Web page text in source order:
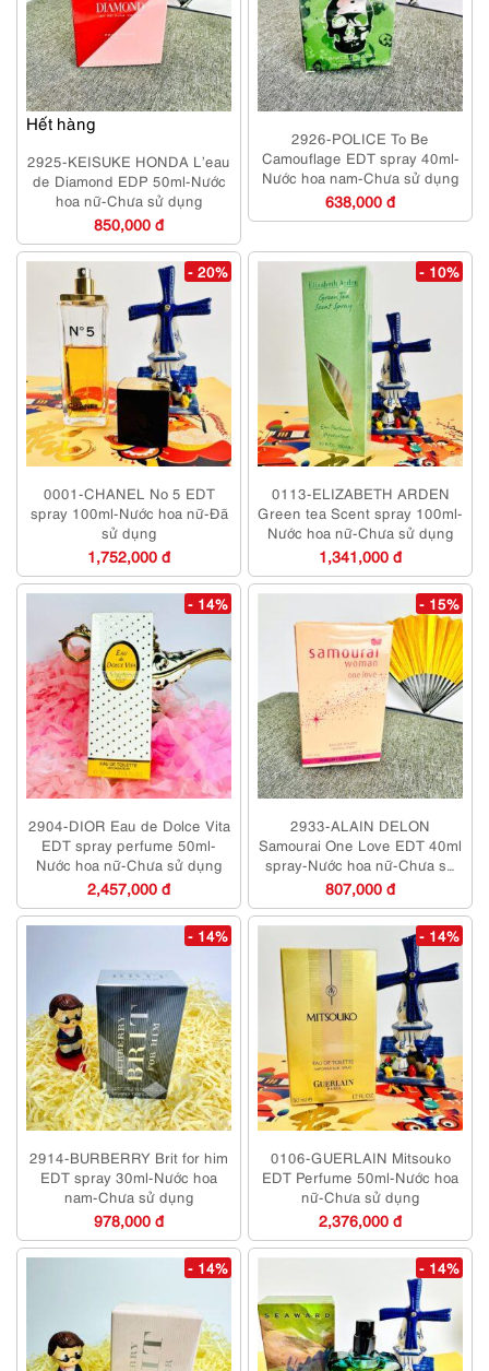
Hết hàng
2925-KEISUKE HONDA L’eau
de Diamond EDP 50ml-Nước
hoa nữ-Chưa sử dụng
850,000 đ
2926-POLICE To Be
Camouflage EDT spray 40ml-
Nước hoa nam-Chưa sử dụng
638,000 đ
- 20%
0001-CHANEL No 5 EDT
spray 100ml-Nước hoa nữ-Đã
sử dụng
1,752,000 đ
- 10%
0113-ELIZABETH ARDEN
Green tea Scent spray 100ml-
Nước hoa nữ-Chưa sử dụng
1,341,000 đ
- 14%
2904-DIOR Eau de Dolce Vita
EDT spray perfume 50ml-
Nước hoa nữ-Chưa sử dụng
2,457,000 đ
- 15%
2933-ALAIN DELON
Samourai One Love EDT 40ml
spray-Nước hoa nữ-Chưa sử
dụng
807,000 đ
- 14%
2914-BURBERRY Brit for him
EDT spray 30ml-Nước hoa
nam-Chưa sử dụng
978,000 đ
- 14%
0106-GUERLAIN Mitsouko
EDT Perfume 50ml-Nước hoa
nữ-Chưa sử dụng
2,376,000 đ
- 14% - 14%